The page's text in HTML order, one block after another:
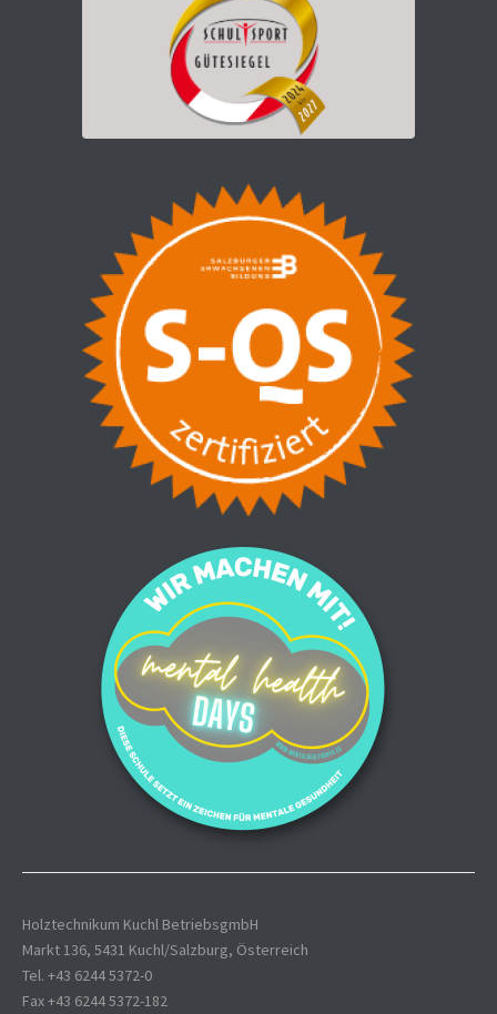
Holztechnikum Kuchl BetriebsgmbH
Markt 136, 5431 Kuchl/Salzburg, Österreich
Tel. +43 6244 5372-0
Fax +43 6244 5372-182